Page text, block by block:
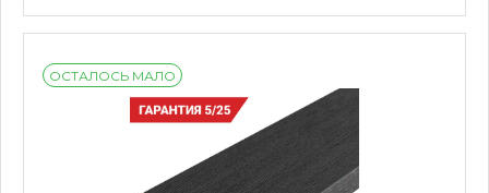
ОСТАЛОСЬ МАЛО